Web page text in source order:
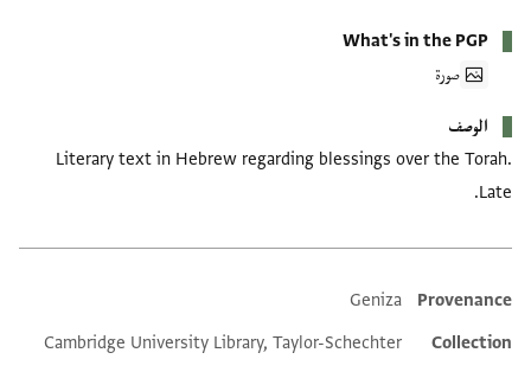
What's in the PGP
صورة
الوصف
Literary text in Hebrew regarding blessings over the Torah.
Late.
Additional metadata
Provenance
Geniza
Collection
Cambridge University Library, Taylor-Schechter